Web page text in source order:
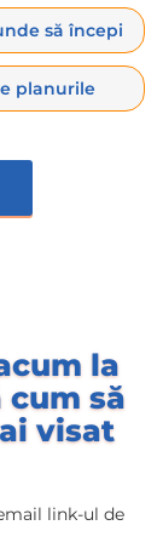
să începi
planurile
la
să
visat
link-ul de